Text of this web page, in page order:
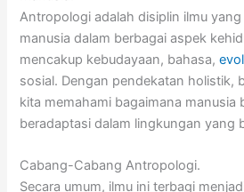
Antropologi adalah disiplin ilmu
manusia dalam berbagai aspek
mencakup kebudayaan, bahasa,
sosial. Dengan pendekatan holistik,
kita memahami bagaimana manusia
beradaptasi dalam lingkungan yang
Cabang-Cabang Antropologi.
Secara umum, ilmu ini terbagi